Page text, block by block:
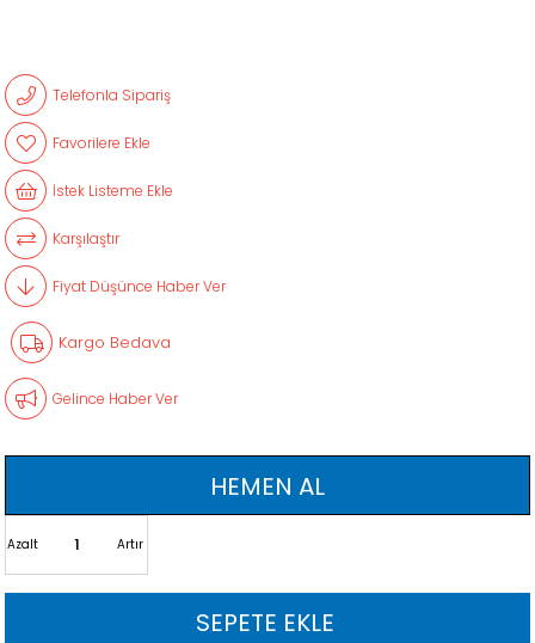
Telefonla Sipariş
Favorilere Ekle
İstek Listeme Ekle
Karşılaştır
Fiyat Düşünce Haber Ver
Kargo Bedava
Gelince Haber Ver
Artır
Azalt